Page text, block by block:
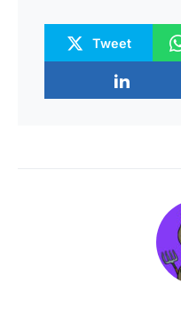
Tweet